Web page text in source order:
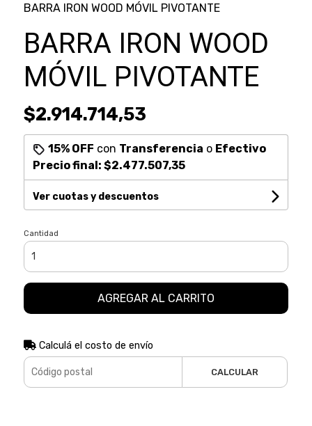
BARRA IRON WOOD MÓVIL PIVOTANTE
BARRA IRON WOOD
MÓVIL PIVOTANTE
$2.914.714,53
15% OFF con Transferencia o Efectivo
Precio final: $2.477.507,35
Ver cuotas y descuentos
Cantidad
AGREGAR AL CARRITO
Calculá el costo de envío
CALCULAR